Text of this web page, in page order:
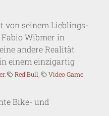
von seinem Lieblings-
Wibmer in
andere Realität
einem einzigartig
, Red Bull Video Game